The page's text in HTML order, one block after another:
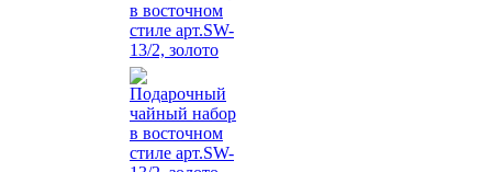
Торшеры Мозаика
Торшеры со стеклом
Светильники в хамам
Светильники потолочные
Светильники для кафе и ресторанов
Светильники дизайнерские
Светильники Лофт
Светильники с цепочками